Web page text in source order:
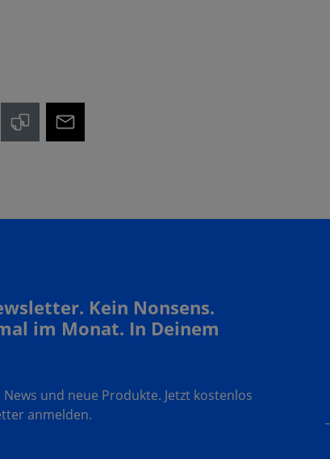
Kein Nonsens.
im Monat. In Deinem
und neue Produkte. Jetzt kostenlos
anmelden.